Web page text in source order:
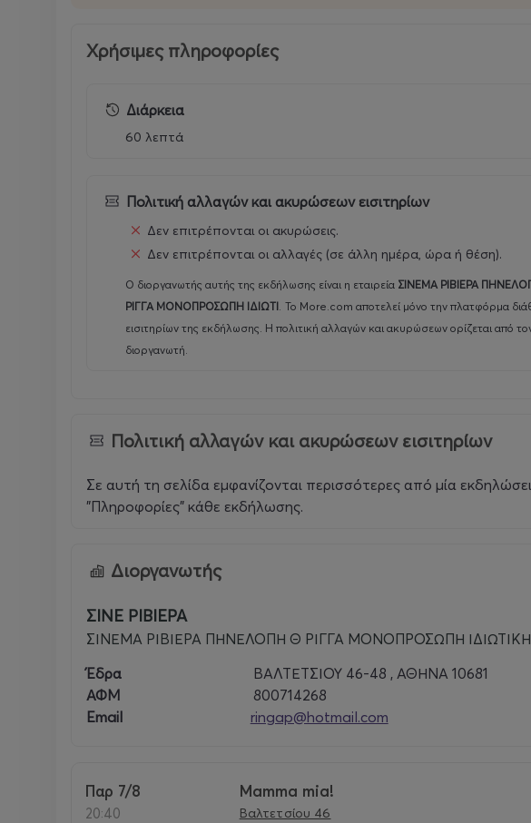
Χρήσιμες πληροφορίες
Διάρκεια
60 λεπτά
Πολιτική αλλαγών και ακυρώσεων εισιτηρίων
Δεν επιτρέπονται οι ακυρώσεις.
Δεν επιτρέπονται οι αλλαγές (σε άλλη ημέρα, ώρα ή θέση).
Ο διοργανωτής αυτής της εκδήλωσης είναι η εταιρεία ΣΙΝΕΜΑ ΡΙΒΙΕΡΑ
ΡΙΓΓΑ ΜΟΝΟΠΡΟΣΩΠΗ ΙΔΙΩΤΙ. Το More.com αποτελεί μόνο την πλατφόρμα
εισιτηρίων της εκδήλωσης. Η πολιτική αλλαγών και ακυρώσεων ορίζεται από
διοργανωτή.
Πολιτική αλλαγών και ακυρώσεων εισιτηρίων
Σε αυτή τη σελίδα εμφανίζονται περισσότερες από μία
"Πληροφορίες" κάθε εκδήλωσης.
Διοργανωτής
ΣΙΝΕ ΡΙΒΙΕΡΑ
ΣΙΝΕΜΑ ΡΙΒΙΕΡΑ ΠΗΝΕΛΟΠΗ Θ ΡΙΓΓΑ ΜΟΝΟΠΡΟΣΩΠΗ
Έδρα
ΒΑΛΤΕΤΣΙΟΥ 46-48 , ΑΘΗΝΑ 10681
ΑΦΜ
800714268
Email
ringap@hotmail.com
Παρ 7/8
20:40
Mamma mia!
Βαλτετσίου 46